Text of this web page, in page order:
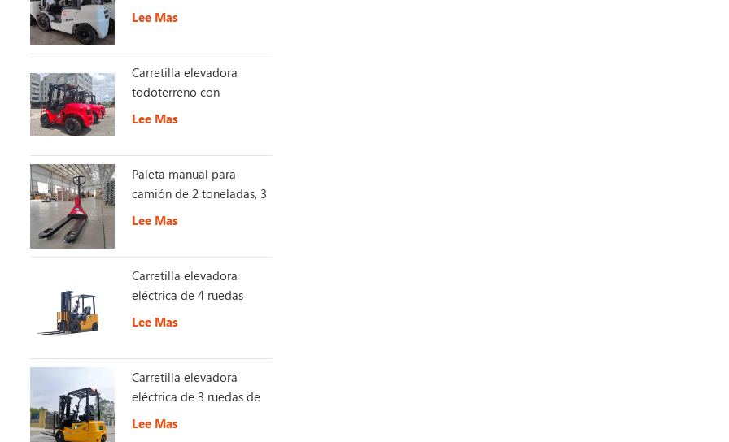
toneladas con motor
Lee Mas
Carretilla elevadora
todoterreno con
interruptor de 2,5 -3,5
Lee Mas
Paleta manual para
camión de 2 toneladas, 3
toneladas y 5 toneladas
Lee Mas
Carretilla elevadora
eléctrica de 4 ruedas
Lee Mas
Carretilla elevadora
eléctrica de 3 ruedas de
1,5 toneladas
Lee Mas